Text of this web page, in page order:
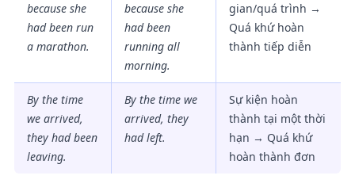
because she
had been run
a marathon.
because she
had been
running all
morning.
gian/quá trình →
Quá khứ hoàn
thành tiếp diễn
By the time
we arrived,
they had been
leaving.
By the time we
arrived, they
had left.
Sự kiện hoàn
thành tại một thời
hạn → Quá khứ
hoàn thành đơn